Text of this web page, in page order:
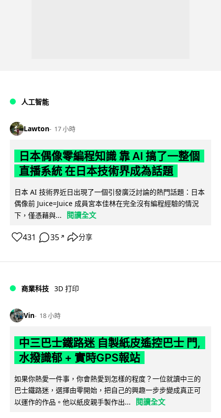
人工智能
Lawton 17 小時
日本偶像零編程知識 靠 AI 搞了一整個
直播系統 在日本技術界成為話題
日本 AI 技術界近日出現了一個引發廣泛討論的熱門話題：日本
偶像前 Juice=Juice 成員宮本佳林在完全沒有編程經驗的情況
下，僅憑藉與...
閱讀全文
431 35 ↗ 分享
商業科技 3D 打印
Vin 18 小時
中三巴士鐵路迷 自製紙皮遙控巴士 門,
水撥識郁 + 實時GPS報站
如果你熱愛一件事，你會熱愛到怎樣的程度？一位就讀中三的
巴士鐵路迷，選擇由零開始，把自己的興趣一步步變成真正可
以運作的作品。他以紙皮親手製作出...
閱讀全文